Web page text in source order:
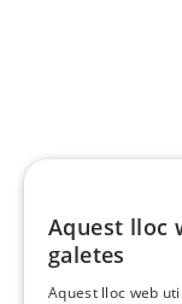
Aquest lloc
galetes
Aquest lloc web